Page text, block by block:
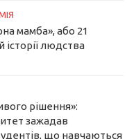
мамба», або 21
історії людства
рішення»:
зажадав
що навчаються